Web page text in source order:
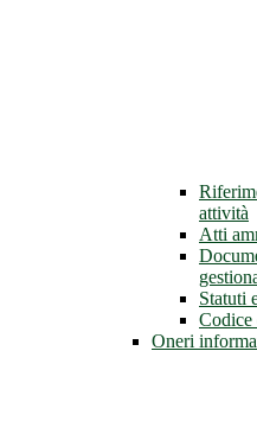
attività
Atti
Statuti
Codice
Oneri